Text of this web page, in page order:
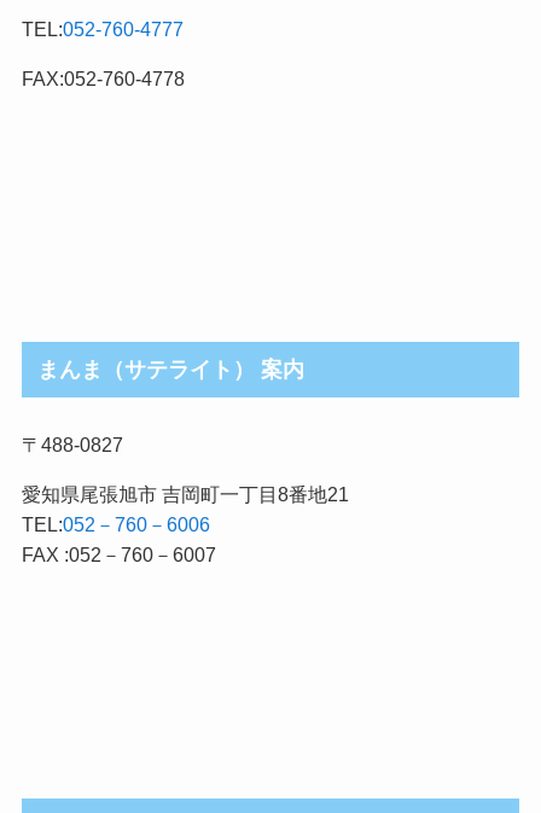
ゴ
リ
TEL:052-760-4777
FAX:052-760-4778
まんま（サテライト） 案内
〒488-0827
愛知県尾張旭市 吉岡町一丁目8番地21
TEL:052－760－6006
FAX :052－760－6007